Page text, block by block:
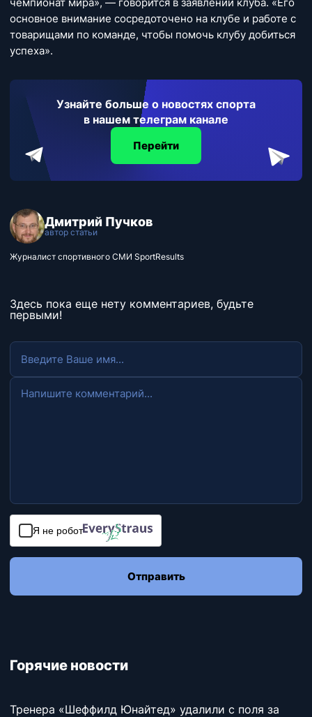
основное внимание сосредоточено на клубе и работе с
товарищами по команде, чтобы помочь клубу добиться
успеха».
Узнайте больше о новостях спорта
в нашем телеграм канале
Перейти
Дмитрий Пучков
автор статьи
Журналист спортивного СМИ SportResults
Здесь пока еще нету комментариев, будьте
первыми!
Я не робот
Отправить
Горячие новости
Тренера «Шеффилд Юнайтед» удалили с поля за